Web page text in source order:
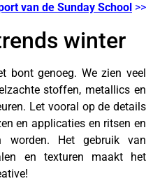
van de Sunday School >>
winter
bont genoeg. We zien veel
stoffen, metallics en
Let vooral op de details
en applicaties en ritsen en
worden. Het gebruik van
en texturen maakt het